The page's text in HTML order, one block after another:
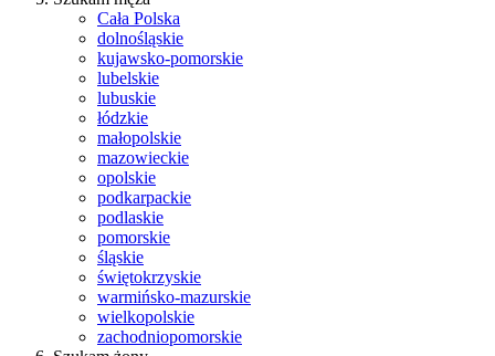
Cała Polska
dolnośląskie
kujawsko-pomorskie
lubelskie
lubuskie
łódzkie
małopolskie
mazowieckie
opolskie
podkarpackie
podlaskie
pomorskie
śląskie
świętokrzyskie
warmińsko-mazurskie
wielkopolskie
zachodniopomorskie